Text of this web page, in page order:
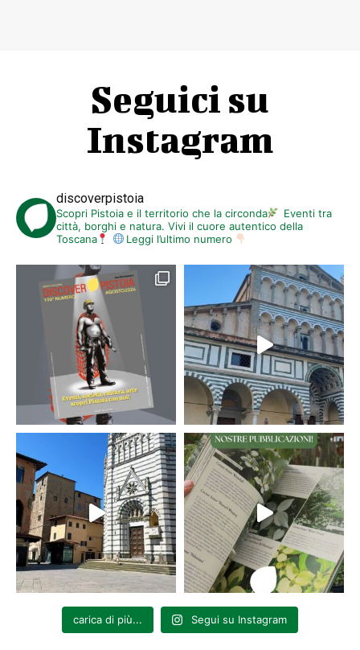
Seguici su
Instagram
discoverpistoia
Scopri Pistoia e il territorio che la circonda
Eventi tra
città, borghi e natura. Vivi il cuore autentico della
Toscana
Leggi l’ultimo numero
carica di più... Segui su Instagram